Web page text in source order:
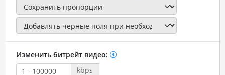
Изменить битрейт видео:
kbps